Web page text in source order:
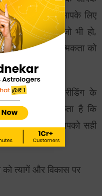
गपशप के कारण आपके लिए
हो। स्थिति जो भी हो,
पास की नकारात्मकता को
करें।
राशिफल टैरो रीडिंग के
रहेगा। हो सकता है कि
वित्तीय सौदे आपको सही
को त्यागें और विकास पर